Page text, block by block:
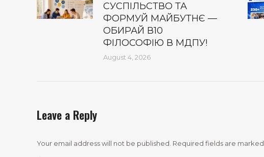
СУСПІЛЬСТВО ТА
ФОРМУЙ МАЙБУТНЄ —
ОБИРАЙ В10
ФІЛОСОФІЮ В МДПУ!
August 4, 2026
Leave a Reply
Your email address will not be published. Required fields are marked